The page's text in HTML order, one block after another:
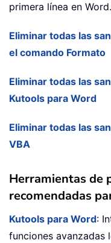
primera línea en Word.
Eliminar todas las
el comando Formato
Eliminar todas las
Kutools para Word
Eliminar todas las
VBA
Herramientas de
recomendadas
Kutools para Word:
funciones avanzadas